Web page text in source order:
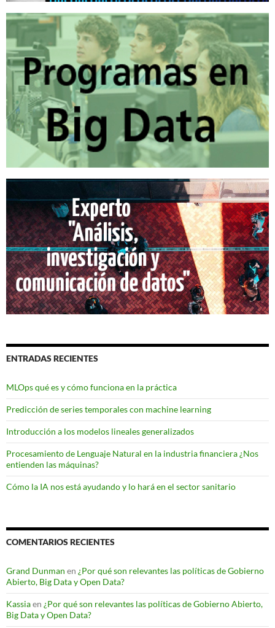
ENTRADAS RECIENTES
MLOps qué es y cómo funciona en la práctica
Predicción de series temporales con machine learning
Introducción a los modelos lineales generalizados
Procesamiento de Lenguaje Natural en la industria financiera ¿Nos
entienden las máquinas?
Cómo la IA nos está ayudando y lo hará en el sector sanitario
COMENTARIOS RECIENTES
Grand Dunman en ¿Por qué son relevantes las políticas de Gobierno
Abierto, Big Data y Open Data?
Kassiaen ¿Por qué son relevantes las políticas de Gobierno Abierto,
Big Data y Open Data?